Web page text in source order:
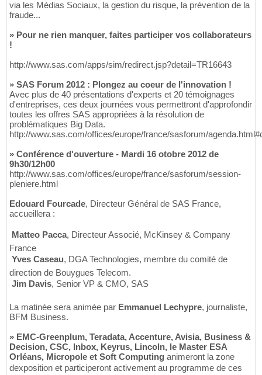
via les Médias Sociaux, la gestion du risque, la prévention de la
fraude...
» Pour ne rien manquer, faites participer vos collaborateurs
!
http://www.sas.com/apps/sim/redirect.jsp?detail=TR16643
» SAS Forum 2012 : Plongez au coeur de l'innovation !
Avec plus de 40 présentations d'experts et 20 témoignages
d'entreprises, ces deux journées vous permettront d'approfondir
toutes les offres SAS appropriées à la résolution de
problématiques Big Data.
http://www.sas.com/offices/europe/france/sasforum/
» Conférence d'ouverture - Mardi 16 otobre 2012 de
9h30/12h00
http://www.sas.com/offices/europe/france/sasforum/session-
pleniere.html
Edouard Fourcade, Directeur Général de SAS France,
accueillera :
Matteo Pacca, Directeur Associé, McKinsey & Company
France
Yves Caseau, DGA Technologies, membre du comité de
direction de Bouygues Telecom.
Jim Davis, Senior VP & CMO, SAS
La matinée sera animée par Emmanuel Lechypre, journaliste,
BFM Business.
» EMC-Greenplum, Teradata, Accenture, Avisia, Business &
Decision, CSC, Inbox, Keyrus, Lincoln, le Master ESA
Orléans, Micropole et Soft Computing animeront la zone
dexposition et participeront activement au programme de ces